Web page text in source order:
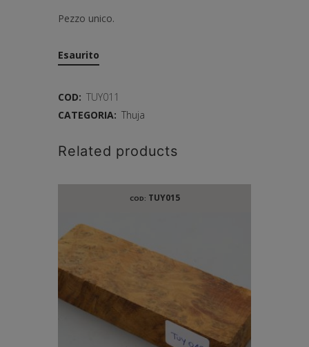
Pezzo unico.
Esaurito
COD: TUY011
CATEGORIA: Thuja
Related products
COD: TUY015